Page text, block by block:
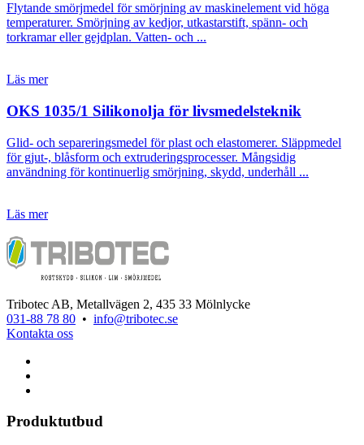
Flytande smörjmedel för smörjning av maskinelement vid höga
temperaturer. Smörjning av kedjor, utkastarstift, spänn- och
torkramar eller gejdplan. Vatten- och ...
Läs mer
OKS 1035/1 Silikonolja för livsmedelsteknik
Glid- och separeringsmedel för plast och elastomerer. Släppmedel
för gjut-, blåsform och extruderingsprocesser. Mångsidig
användning för kontinuerlig smörjning, skydd, underhåll ...
Läs mer
Tribotec AB, Metallvägen 2, 435 33 Mölnlycke
031-88 78 80 • info@tribotec.se
Kontakta oss
Produktutbud